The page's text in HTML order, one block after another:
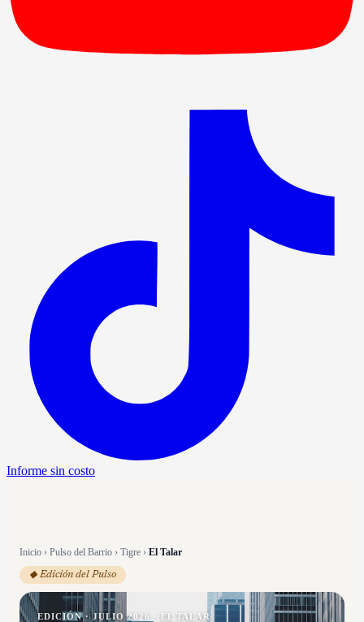
Informe sin costo
Inicio › Pulso del Barrio › Tigre › El Talar
◆ Edición del Pulso
EDICIÓN ·JULIO 2026 EL TALAR